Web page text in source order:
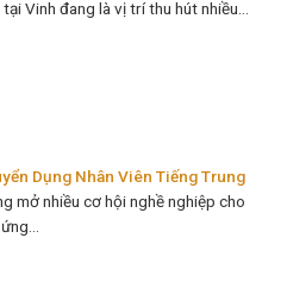
Vinh đang là vị trí thu hút nhiều...
Dụng Nhân Viên Tiếng Trung
mở nhiều cơ hội nghề nghiệp cho
ứng...